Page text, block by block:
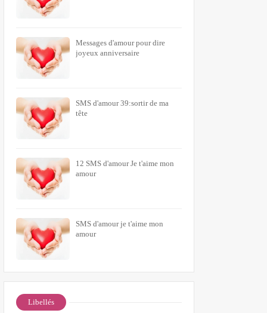
Messages d'amour pour dire
joyeux anniversaire
SMS d'amour 39:sortir de ma
tête
12 SMS d'amour Je t'aime mon
amour
SMS d'amour je t'aime mon
amour
Libellés